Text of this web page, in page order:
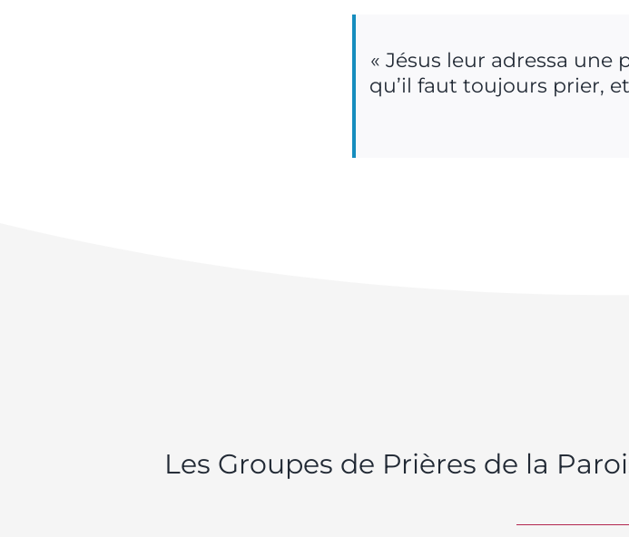
« Jésus leur adressa
qu’il faut toujours prier,
Les Groupes de Prières de la